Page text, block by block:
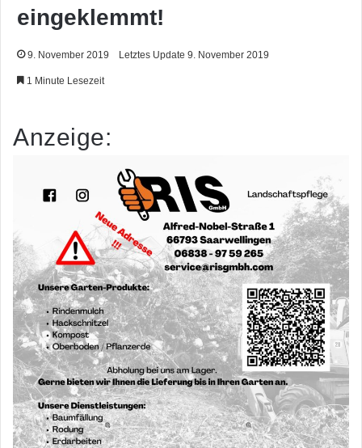
eingeklemmt!
9. November 2019 Letztes Update 9. November 2019
1 Minute Lesezeit
Anzeige: